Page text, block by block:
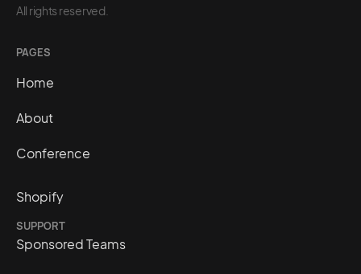
All rights reserved.
PAGES
Home
About
Conference
Shopify
SUPPORT
Sponsored Teams